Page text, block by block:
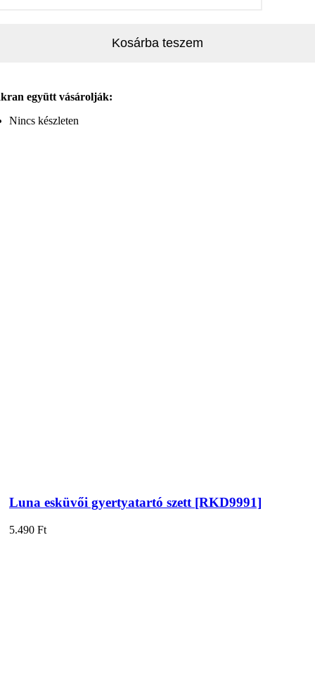
Kosárba teszem
együtt vásárolják:
Nincs készleten
Luna esküvői gyertyatartó szett [RKD9991]
5.490 Ft